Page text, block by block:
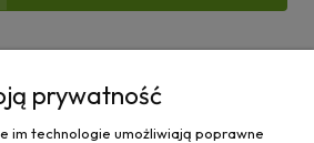
prywatność
im technologie umożliwiają poprawne